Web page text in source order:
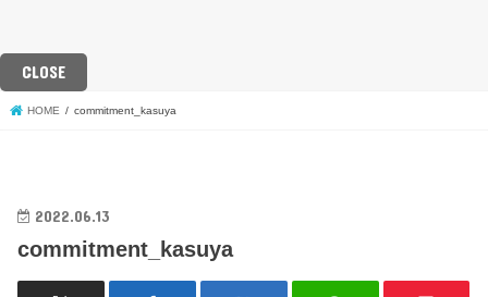
CLOSE
HOME commitment_kasuya
2022.06.13
commitment_kasuya